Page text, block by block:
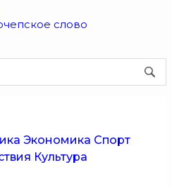
Экономика Спорт
Культура